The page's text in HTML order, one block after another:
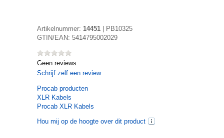
Artikelnummer: 14451
PB10325
GTIN/EAN: 5414795002029
Geen reviews
Schrijf zelf een review
Procab producten
XLR Kabels
Procab XLR Kabels
Hou mij op de hoogte over dit product